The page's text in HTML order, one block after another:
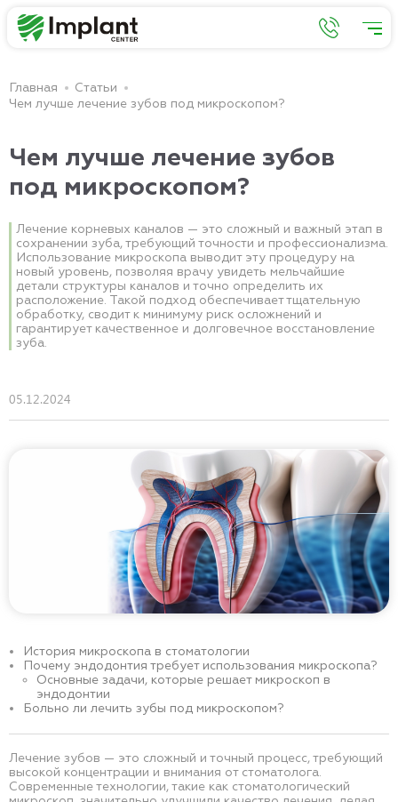
Главная
Статьи
Чем лучше лечение зубов под микроскопом?
Чем лучше лечение зубов
под микроскопом?
Лечение корневых каналов — это сложный и важный этап в
сохранении зуба, требующий точности и профессионализма.
Использование микроскопа выводит эту процедуру на
новый уровень, позволяя врачу увидеть мельчайшие
детали структуры каналов и точно определить их
расположение. Такой подход обеспечивает тщательную
обработку, сводит к минимуму риск осложнений и
гарантирует качественное и долговечное восстановление
зуба.
05.12.2024
История микроскопа в стоматологии
Почему эндодонтия требует использования микроскопа?
Основные задачи, которые решает микроскоп в
эндодонтии
Больно ли лечить зубы под микроскопом?
Лечение зубов — это сложный и точный процесс, требующий
высокой концентрации и внимания от стоматолога.
Современные технологии, такие как стоматологический